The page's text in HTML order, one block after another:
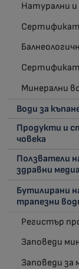
Натурални и
Минерални
Води за
Продукти и
човека
Ползватели
здравни
Бутилирани
трапезни
Регистър
Заповеди
Заповеди